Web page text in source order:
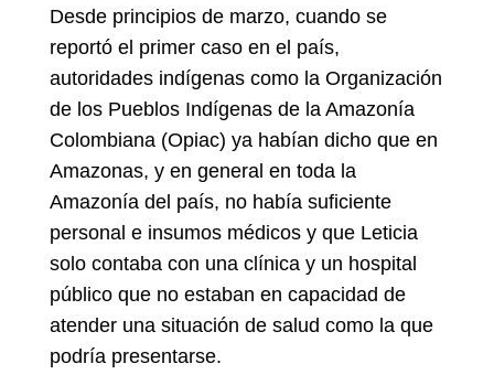
Desde principios de marzo, cuando se
reportó el primer caso en el país,
autoridades indígenas como la Organización
de los Pueblos Indígenas de la Amazonía
Colombiana (Opiac) ya habían dicho que en
Amazonas, y en general en toda la
Amazonía del país, no había suficiente
personal e insumos médicos y que Leticia
solo contaba con una clínica y un hospital
público que no estaban en capacidad de
atender una situación de salud como la que
podría presentarse.